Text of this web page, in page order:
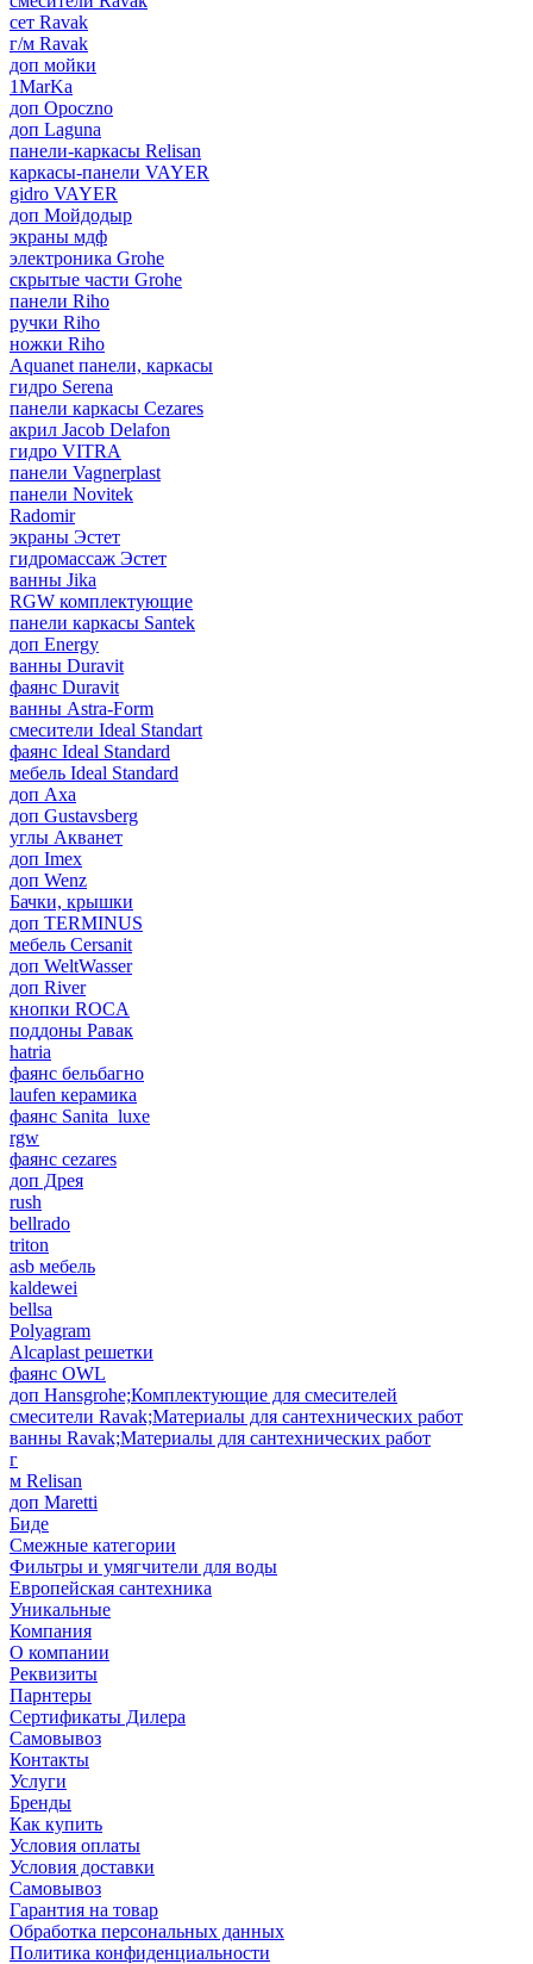
сет Ravak
г/м Ravak
доп мойки
1MarKa
доп Opoczno
доп Laguna
панели-каркасы Relisan
каркасы-панели VAYER
gidro VAYER
доп Мойдодыр
экраны мдф
электроника Grohe
скрытые части Grohe
панели Riho
ручки Riho
ножки Riho
Aquanet панели, каркасы
гидро Serena
панели каркасы Cezares
акрил Jacob Delafon
гидро VITRA
панели Vagnerplast
панели Novitek
Radomir
экраны Эстет
гидромассаж Эстет
ванны Jika
RGW комплектующие
панели каркасы Santek
доп Energy
ванны Duravit
фаянс Duravit
ванны Astra-Form
смесители Ideal Standart
фаянс Ideal Standard
мебель Ideal Standard
доп Axa
доп Gustavsberg
углы Акванет
доп Imex
доп Wenz
Бачки, крышки
доп TERMINUS
мебель Cersanit
доп WeltWasser
доп River
кнопки ROCA
поддоны Равак
hatria
фаянс бельбагно
laufen керамика
фаянс Sanita_luxe
rgw
фаянс cezares
доп Дрея
rush
bellrado
triton
asb мебель
kaldewei
bellsa
Polyagram
Alcaplast решетки
фаянс OWL
доп Hansgrohe;Комплектующие для смесителей
смесители Ravak;Материалы для сантехнических работ
ванны Ravak;Материалы для сантехнических работ
г
м Relisan
доп Maretti
Биде
Смежные категории
Фильтры и умягчители для воды
Европейская сантехника
Уникальные
Компания
О компании
Реквизиты
Парнтеры
Сертификаты Дилера
Самовывоз
Контакты
Услуги
Бренды
Как купить
Условия оплаты
Условия доставки
Самовывоз
Гарантия на товар
Обработка персональных данных
Политика конфиденциальности